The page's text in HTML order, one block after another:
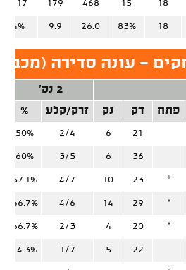
18
15
468
179
117
18
83%
26.0
9.9
- עונה סדירה (מכבי
2 נק'
פתח דק נק זרק/קלע %
21
6
2/4
50%
36
6
3/5
60%
*
23
10
4/7
57.1%
*
29
14
4/6
66.7%
*
20
4
2/3
66.7%
22
5
1/7
14.3%